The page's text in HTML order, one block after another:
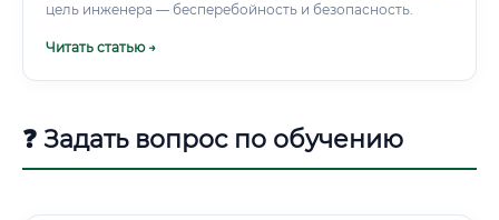
цель инженера — бесперебойность и безопасность.
Читать статью →
❓ Задать вопрос по обучению